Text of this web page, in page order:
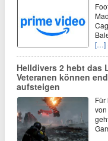
[…]
Helldivers 2 hebt das
Veteranen können
aufsteigen